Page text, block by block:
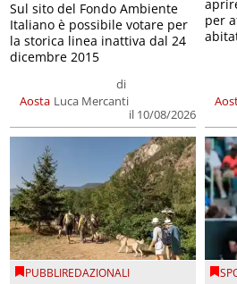
Aosta
di
Luca Mercanti
il 10/08/2026
Sul sito del Fondo Ambiente
Italiano è possibile votare per
la storica linea inattiva dal 24
dicembre 2015
per
PUBBLIREDAZIONALI